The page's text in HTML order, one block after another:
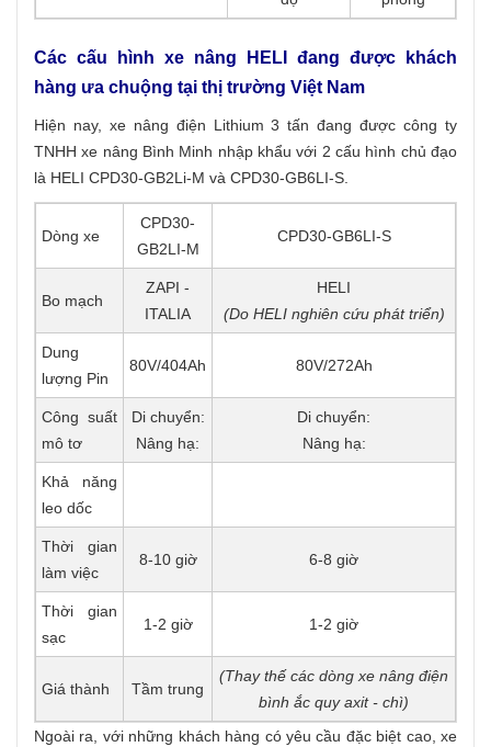
Các cấu hình xe nâng HELI đang được khách
hàng ưa chuộng tại thị trường Việt Nam
Hiện nay, xe nâng điện Lithium 3 tấn đang được công ty
TNHH xe nâng Bình Minh nhập khẩu với 2 cấu hình chủ đạo
là HELI CPD30-GB2Li-M và CPD30-GB6LI-S.
Dòng xe
CPD30-
GB2LI-M
CPD30-GB6LI-S
Bo mạch
ZAPI -
ITALIA
HELI
(Do HELI nghiên cứu phát triển)
Dung
lượng Pin
80V/404Ah 80V/272Ah
Công suất
mô tơ
Di chuyển:
Nâng hạ:
Di chuyển:
Nâng hạ:
Khả năng
leo dốc
Thời gian
làm việc
8-10 giờ 6-8 giờ
Thời gian
sạc
1-2 giờ 1-2 giờ
Giá thành Tầm trung
(Thay thế các dòng xe nâng điện
bình ắc quy axit - chì)
Ngoài ra, với những khách hàng có yêu cầu đặc biệt cao, xe